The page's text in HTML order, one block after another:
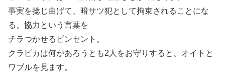
事実を捻じ曲げて、暗サツ犯として拘束されることにな
る。協力という言葉を
チラつかせるビンセント。
クラピカは何があろうとも2人をお守りすると、オイトと
ワブルを見ます。